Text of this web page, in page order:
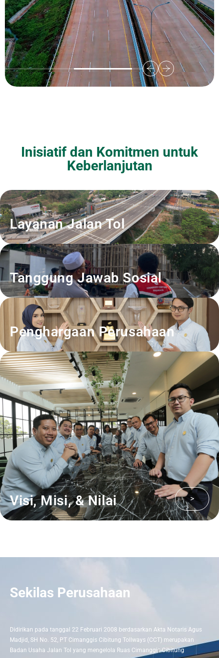
Inisiatif dan Komitmen untuk
Keberlanjutan
Layanan Jalan Tol
Tanggung Jawab Sosial
Penghargaan Perusahaan
Visi, Misi, & Nilai >
Sekilas Perusahaan
Didirikan pada tanggal 22 Februari 2008 berdasarkan Akta Notaris Agus
Madjid, SH No. 52, PT Cimanggis Cibitung Tollways (CCT) merupakan
Badan Usaha Jalan Tol yang mengelola Ruas Cimanggis-Cibitung